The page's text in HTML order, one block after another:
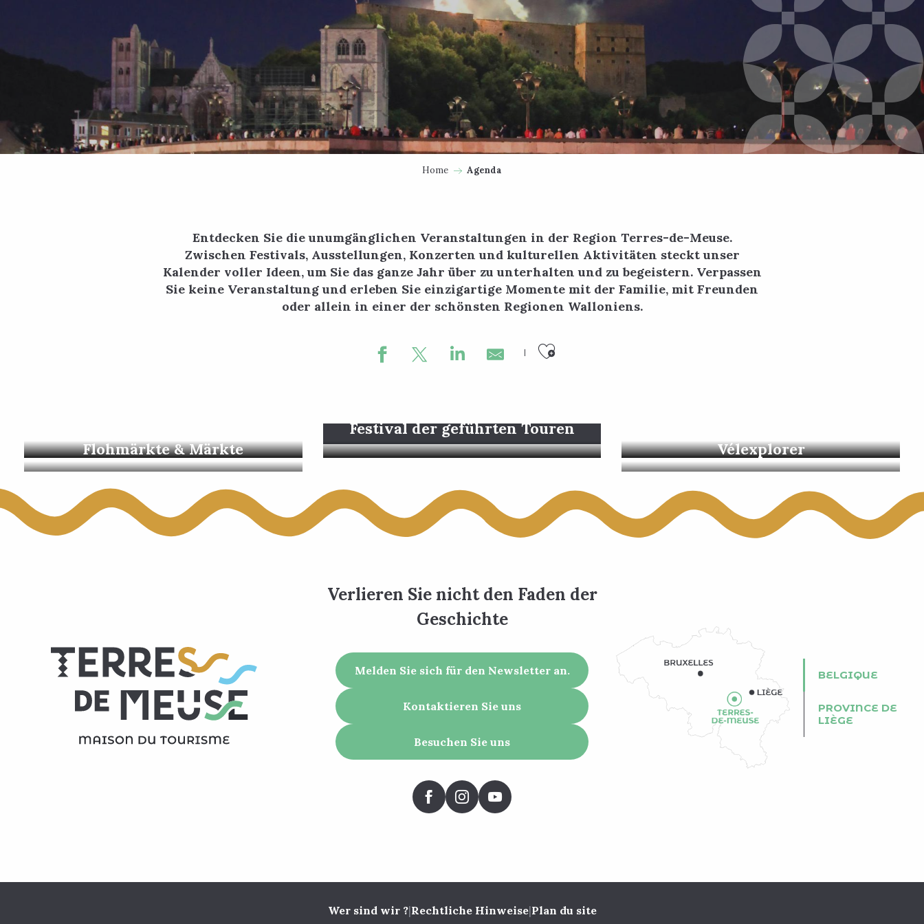
Home Agenda
Entdecken Sie die unumgänglichen Veranstaltungen in der Region Terres-de-Meuse.
Zwischen Festivals, Ausstellungen, Konzerten und kulturellen Aktivitäten steckt unser
Kalender voller Ideen, um Sie das ganze Jahr über zu unterhalten und zu begeistern. Verpassen
Sie keine Veranstaltung und erleben Sie einzigartige Momente mit der Familie, mit Freunden
oder allein in einer der schönsten Regionen Walloniens.
Ajouter aux favoris
Flohmärkte & Märkte
Festival der geführten Touren
Vélexplorer
Verlieren Sie nicht den Faden der
Geschichte
Melden Sie sich für den Newsletter an.
Kontaktieren Sie uns
Besuchen Sie uns
BELGIQUE
PROVINCE DE
LIÈGE
Wer sind wir ?|Rechtliche Hinweise|Plan du site